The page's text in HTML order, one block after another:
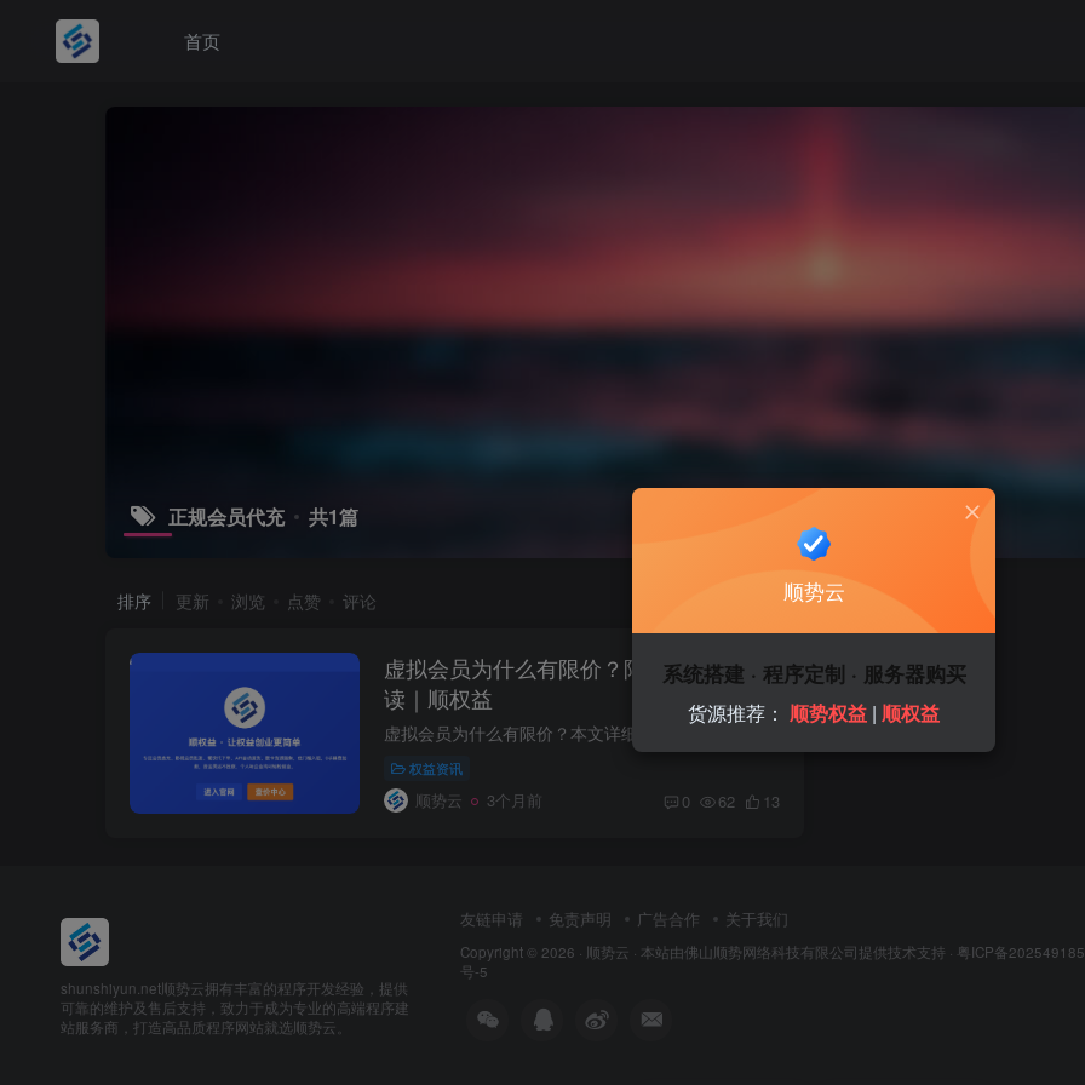
首页
正规会员代充 共1篇
排序 更新 浏览 点赞 评论
虚拟会员为什么有限价？限价产品官方解
读｜顺权益
权益资讯
顺势云 3个月前 0 62 13
shunshiyun.net顺势云拥有丰富的程序开发经验，提供
可靠的维护及售后支持，致力于成为专业的高端程序建
站服务商，打造高品质程序网站就选顺势云。
友链申请 免责声明 广告合作 关于我们
Copyright © 2026 · 顺势云 · 本站由佛山顺势网络科技有限公司提供技术支持 · 粤ICP备
号-5
顺势云
系统搭建 · 程序定制 · 服务器购买
货源推荐： 顺势权益 | 顺权益